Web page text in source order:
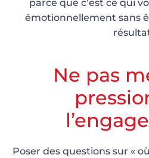
parce que c’est ce qui
émotionnellement sans
Ne pas
Poser des questions sur «